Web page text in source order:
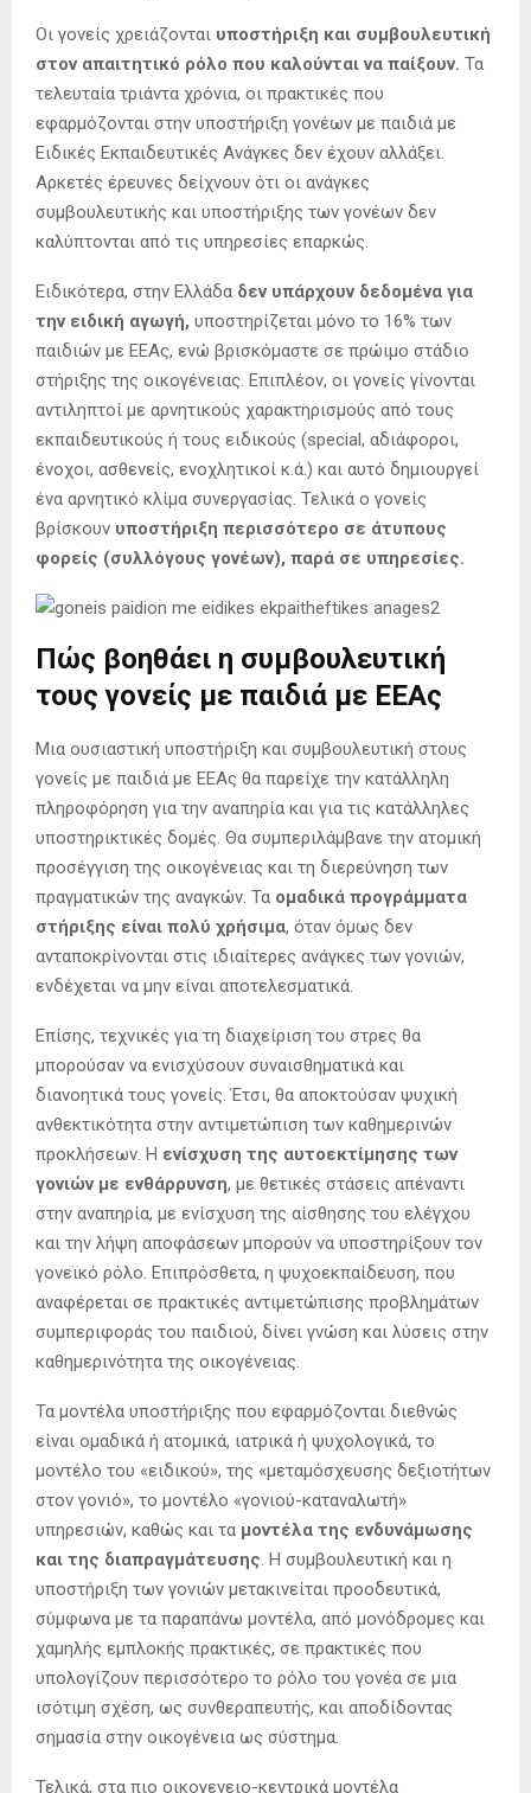
Οι γονείς χρειάζονται υποστήριξη και συμβουλευτική
στον απαιτητικό ρόλο που καλούνται να παίξουν. Τα
τελευταία τριάντα χρόνια, οι πρακτικές που
εφαρμόζονται στην υποστήριξη γονέων με παιδιά με
Ειδικές Εκπαιδευτικές Ανάγκες δεν έχουν αλλάξει.
Αρκετές έρευνες δείχνουν ότι οι ανάγκες
συμβουλευτικής και υποστήριξης των γονέων δεν
καλύπτονται από τις υπηρεσίες επαρκώς.
Ειδικότερα, στην Ελλάδα δεν υπάρχουν δεδομένα για
την ειδική αγωγή, υποστηρίζεται μόνο το 16% των
παιδιών με ΕΕΑς, ενώ βρισκόμαστε σε πρώιμο στάδιο
στήριξης της οικογένειας. Επιπλέον, οι γονείς γίνονται
αντιληπτοί με αρνητικούς χαρακτηρισμούς από τους
εκπαιδευτικούς ή τους ειδικούς (special, αδιάφοροι,
ένοχοι, ασθενείς, ενοχλητικοί κ.ά.) και αυτό δημιουργεί
ένα αρνητικό κλίμα συνεργασίας. Τελικά ο γονείς
βρίσκουν υποστήριξη περισσότερο σε άτυπους
φορείς (συλλόγους γονέων), παρά σε υπηρεσίες.
Πώς βοηθάει η συμβουλευτική
τους γονείς με παιδιά με ΕΕΑς
Μια ουσιαστική υποστήριξη και συμβουλευτική στους
γονείς με παιδιά με ΕΕΑς θα παρείχε την κατάλληλη
πληροφόρηση για την αναπηρία και για τις κατάλληλες
υποστηρικτικές δομές. Θα συμπεριλάμβανε την ατομική
προσέγγιση της οικογένειας και τη διερεύνηση των
πραγματικών της αναγκών. Τα ομαδικά προγράμματα
στήριξης είναι πολύ χρήσιμα, όταν όμως δεν
ανταποκρίνονται στις ιδιαίτερες ανάγκες των γονιών,
ενδέχεται να μην είναι αποτελεσματικά.
Επίσης, τεχνικές για τη διαχείριση του στρες θα
μπορούσαν να ενισχύσουν συναισθηματικά και
διανοητικά τους γονείς. Έτσι, θα αποκτούσαν ψυχική
ανθεκτικότητα στην αντιμετώπιση των καθημερινών
προκλήσεων. Η ενίσχυση της αυτοεκτίμησης των
γονιών με ενθάρρυνση, με θετικές στάσεις απέναντι
στην αναπηρία, με ενίσχυση της αίσθησης του ελέγχου
και την λήψη αποφάσεων μπορούν να υποστηρίξουν τον
γονεϊκό ρόλο. Επιπρόσθετα, η ψυχοεκπαίδευση, που
αναφέρεται σε πρακτικές αντιμετώπισης προβλημάτων
συμπεριφοράς του παιδιού, δίνει γνώση και λύσεις στην
καθημερινότητα της οικογένειας.
Τα μοντέλα υποστήριξης που εφαρμόζονται διεθνώς
είναι ομαδικά ή ατομικά, ιατρικά ή ψυχολογικά, το
μοντέλο του «ειδικού», της «μεταμόσχευσης δεξιοτήτων
στον γονιό», το μοντέλο «γονιού-καταναλωτή»
υπηρεσιών, καθώς και τα μοντέλα της ενδυνάμωσης
και της διαπραγμάτευσης. Η συμβουλευτική και η
υποστήριξη των γονιών μετακινείται προοδευτικά,
σύμφωνα με τα παραπάνω μοντέλα, από μονόδρομες και
χαμηλής εμπλοκής πρακτικές, σε πρακτικές που
υπολογίζουν περισσότερο το ρόλο του γονέα σε μια
ισότιμη σχέση, ως συνθεραπευτής, και αποδίδοντας
σημασία στην οικογένεια ως σύστημα.
Τελικά, στα πιο οικογενειο-κεντρικά μοντέλα